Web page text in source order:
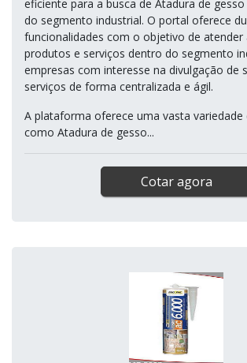
eficiente para a busca de Atadura de
do segmento industrial. O portal oferece
funcionalidades com o objetivo de atender
produtos e serviços dentro do segmento
empresas com interesse na divulgação de
serviços de forma centralizada e ágil.
A plataforma oferece uma vasta variedade
como Atadura de gesso...
Cotar agora